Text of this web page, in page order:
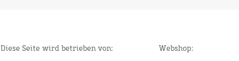
Diese Seite wird betrieben von: Webshop: